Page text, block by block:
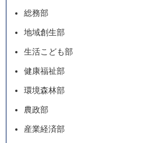
総務部
地域創生部
生活こども部
健康福祉部
環境森林部
農政部
産業経済部